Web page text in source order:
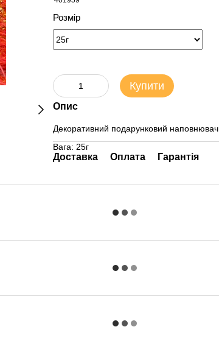
Розмір
Купити
Опис
Декоративний подарунковий наповнювач
Вага: 25г
Доставка Оплата Гарантія